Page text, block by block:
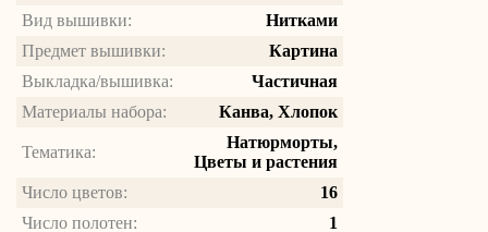
Вид вышивки:
Нитками
Предмет вышивки:
Картина
Выкладка/вышивка:
Частичная
Материалы набора:
Канва, Хлопок
Тематика:
Натюрморты,
Цветы и растения
Число цветов:
16
Число полотен:
1